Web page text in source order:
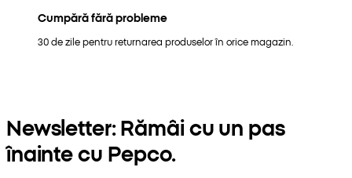
Cumpără fără probleme
30 de zile pentru returnarea produselor în orice magazin.
Newsletter: Rămâi cu un pas
înainte cu Pepco.